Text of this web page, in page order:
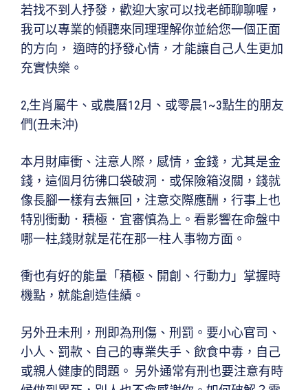
若找不到人抒發，歡迎大家可以找老師聊聊喔，
我可以專業的傾聽來同理理解你並給您一個正面
的方向， 適時的抒發心情，才能讓自己人生更加
充實快樂。
2,生肖屬牛、或農曆12月、或零晨1~3點生的朋友
們(丑未沖)
本月財庫衝、注意人際，感情，金錢，尤其是金
錢，這個月彷彿口袋破洞．或保險箱沒關，錢就
像長腳一樣有去無回，注意交際應酬，行事上也
特別衝動．積極．宜審慎為上。看影響在命盤中
哪一柱,錢財就是花在那一柱人事物方面。
衝也有好的能量「積極、開創、行動力」掌握時
機點，就能創造佳績。
另外丑未刑，刑即為刑傷、刑罰。要小心官司、
小人、罰款、自己的專業失手、飲食中毒，自己
或親人健康的問題。 另外通常有刑也要注意有時